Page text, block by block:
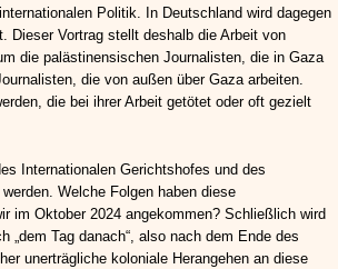
internationalen Politik. In Deutschland wird dagegen
Dieser Vortrag stellt deshalb die Arbeit von
die palästinensischen Journalisten, die in Gaza
die von außen über Gaza arbeiten.
die bei ihrer Arbeit getötet oder oft gezielt
Internationalen Gerichtshofes und des
Welche Folgen haben diese
im Oktober 2024 angekommen? Schließlich wird
„dem Tag danach“, also nach dem Ende des
unerträgliche koloniale Herangehen an diese